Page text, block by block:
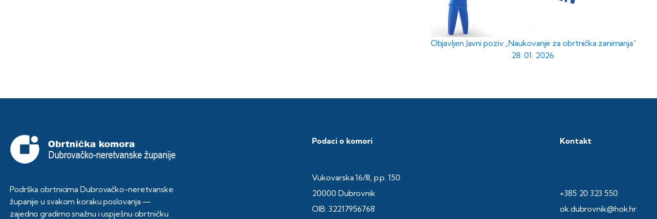
Objavljen Javni poziv „Naukovanje za obrtnička zanimanja“
28. 01. 2026.
Podrška obrtnicima Dubrovačko-neretvanske
županije u svakom koraku poslovanja —
zajedno gradimo snažnu i uspješnu obrtničku
Podaci o komori
Vukovarska 16/III, p.p. 150
20000 Dubrovnik
OIB: 32217956768
Kontakt
+385 20 323 550
ok.dubrovnik@hok.hr